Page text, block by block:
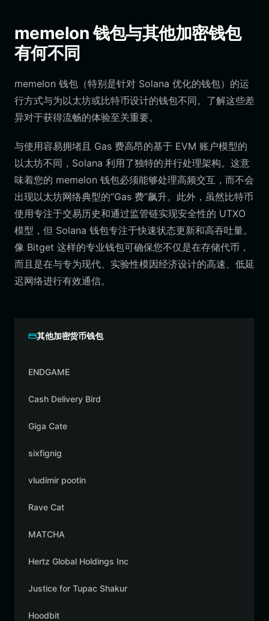
memelon 钱包与其他加密钱包
有何不同
memelon 钱包（特别是针对 Solana 优化的钱包）的运
行方式与为以太坊或比特币设计的钱包不同。了解这些差
异对于获得流畅的体验至关重要。
与使用容易拥堵且 Gas 费高昂的基于 EVM 账户模型的
以太坊不同，Solana 利用了独特的并行处理架构。这意
味着您的 memelon 钱包必须能够处理高频交互，而不会
出现以太坊网络典型的“Gas 费”飙升。此外，虽然比特币
使用专注于交易历史和通过监管链实现安全性的 UTXO
模型，但 Solana 钱包专注于快速状态更新和高吞吐量。
像 Bitget 这样的专业钱包可确保您不仅是在存储代币，
而且是在与专为现代、实验性模因经济设计的高速、低延
迟网络进行有效通信。
其他加密货币钱包
ENDGAME
Cash Delivery Bird
Giga Cate
sixfignig
vludimir pootin
Rave Cat
MATCHA
Hertz Global Holdings Inc
Justice for Tupac Shakur
Hoodbit